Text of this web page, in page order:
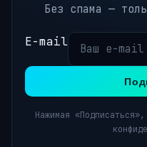
Без спама —
E-mail
Нажимая